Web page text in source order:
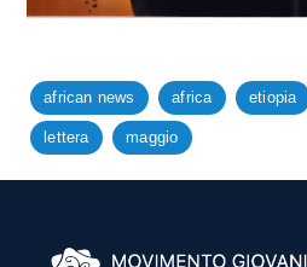
african news africa etiopia
lettera maggio